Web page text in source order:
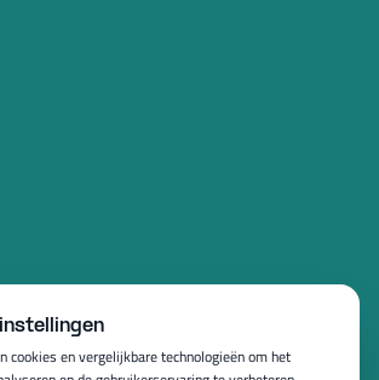
cookies en vergelijkbare technologieën om het